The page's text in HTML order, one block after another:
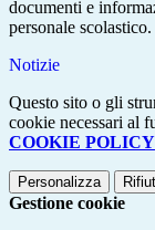
documenti e
personale scolastico.
Notizie
Questo sito o gli
cookie necessari al
COOKIE POLICY
Personalizza
Gestione cookie